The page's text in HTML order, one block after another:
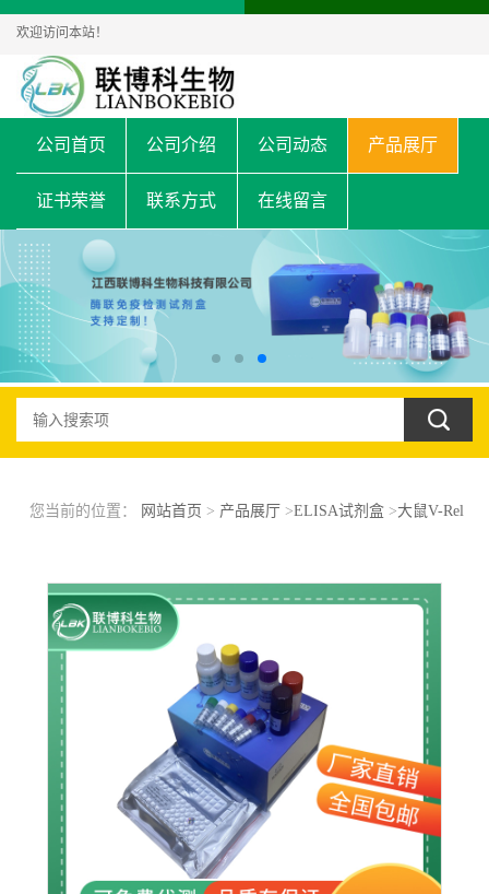
欢迎访问本站！
公司首页 公司介绍 公司动态 产品展厅
证书荣誉 联系方式 在线留言
您当前的位置： 网站首页 > 产品展厅 >ELISA试剂盒>大鼠V-Rel